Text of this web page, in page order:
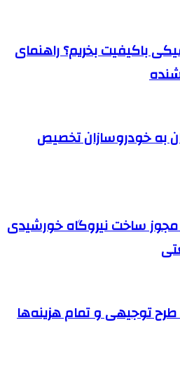
باکیفیت بخریم؟ راهنمای
به خودروسازان تخصیص
ساخت نیروگاه خورشیدی
توجیهی و تمام هزینه‌ها